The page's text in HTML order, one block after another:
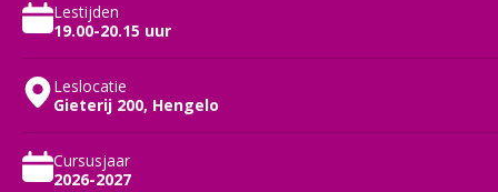
Lestijden
19.00-20.15 uur
Leslocatie
Gieterij 200, Hengelo
Cursusjaar
2026-2027